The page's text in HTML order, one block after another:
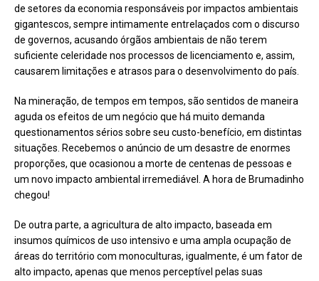
de setores da economia responsáveis por impactos ambientais
gigantescos, sempre intimamente entrelaçados com o discurso
de governos, acusando órgãos ambientais de não terem
suficiente celeridade nos processos de licenciamento e, assim,
causarem limitações e atrasos para o desenvolvimento do país.
Na mineração, de tempos em tempos, são sentidos de maneira
aguda os efeitos de um negócio que há muito demanda
questionamentos sérios sobre seu custo-benefício, em distintas
situações. Recebemos o anúncio de um desastre de enormes
proporções, que ocasionou a morte de centenas de pessoas e
um novo impacto ambiental irremediável. A hora de Brumadinho
chegou!
De outra parte, a agricultura de alto impacto, baseada em
insumos químicos de uso intensivo e uma ampla ocupação de
áreas do território com monoculturas, igualmente, é um fator de
alto impacto, apenas que menos perceptível pelas suas